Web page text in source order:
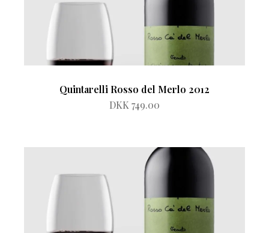
Quintarelli Rosso del Merlo 2012
DKK 749.00